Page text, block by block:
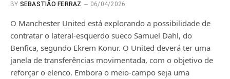
BY SEBASTIÃO FERRAZ 06/04/2026
O Manchester United está explorando a possibilidade de
contratar o lateral-esquerdo sueco Samuel Dahl, do
Benfica, segundo Ekrem Konur. O United deverá ter uma
janela de transferências movimentada, com o objetivo de
reforçar o elenco. Embora o meio-campo seja uma